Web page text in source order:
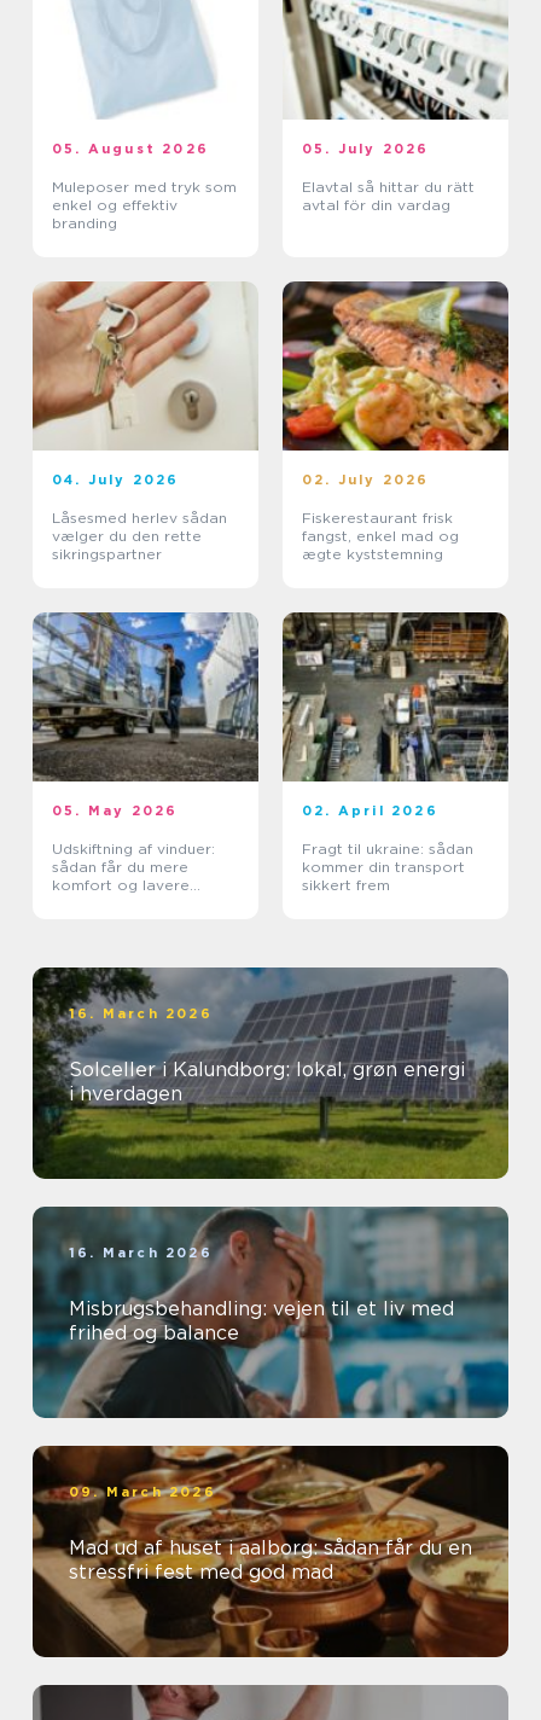
05. August 2026
Muleposer med tryk som
enkel og effektiv
branding
05. July 2026
Elavtal så hittar du rätt
avtal för din vardag
04. July 2026
Låsesmed herlev sådan
vælger du den rette
sikringspartner
02. July 2026
Fiskerestaurant frisk
fangst, enkel mad og
ægte kyststemning
05. May 2026
Udskiftning af vinduer:
sådan får du mere
komfort og lavere
02. April 2026
Fragt til ukraine: sådan
kommer din transport
sikkert frem
16. March 2026
Solceller i Kalundborg: lokal, grøn energi
i hverdagen
16. March 2026
Misbrugsbehandling: vejen til et liv med
frihed og balance
09. March 2026
Mad ud af huset i aalborg: sådan får du en
stressfri fest med god mad